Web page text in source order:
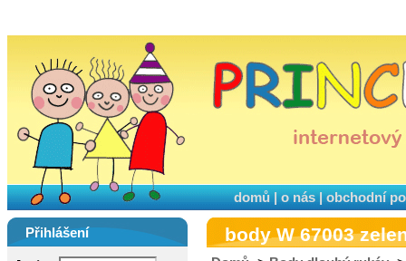
domů|o nás|obchodní
Přihlášení body W 67003